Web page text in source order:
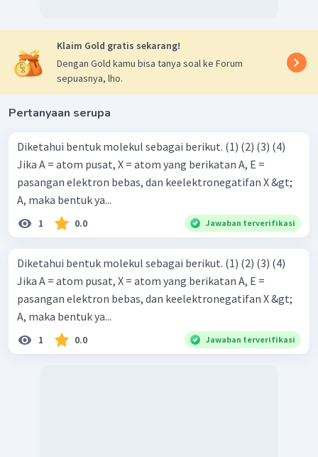
merupakan senyawa nonpolar, karena elektron tertarik
sama kuat ke segala arah. Sementara senyawa dengan
bentuk molekul asimetris merupakan senyawa polar,
elektron tertarik ke salah satu atom menyebabkan adanya
perbedaan keelektronegatifan.
merupakan senyawa nonpolar.
Jadi,PF5 mempunyai bentuk molekul trigonal
bipiramida dan bersifat nonpolar.
Klaim Gold gratis sekarang!
Dengan Gold kamu bisa tanya soal ke Forum
sepuasnya, lho.
Pertanyaan serupa
Diketahui bentuk molekul sebagai berikut. (1) (2) (3) (4)
Jika A = atom pusat, X = atom yang berikatan A, E =
pasangan elektron bebas, dan keelektronegatifan X &gt;
A, maka bentuk ya...
1 0.0 Jawaban terverifikasi
Diketahui bentuk molekul sebagai berikut. (1) (2) (3) (4)
Jika A = atom pusat, X = atom yang berikatan A, E =
pasangan elektron bebas, dan keelektronegatifan X &gt;
A, maka bentuk ya...
1 0.0 Jawaban terverifikasi